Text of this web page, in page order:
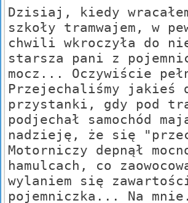
Dzisiaj, kiedy
szkoły tramwajem, w
chwili wkroczyła do
starsza pani z
mocz... Oczywiście
Przejechaliśmy jakieś
przystanki, gdy pod
podjechał samochód
nadzieję, że się
Motorniczy depnął
hamulcach, co
wylaniem się
pojemniczka... Na mnie.